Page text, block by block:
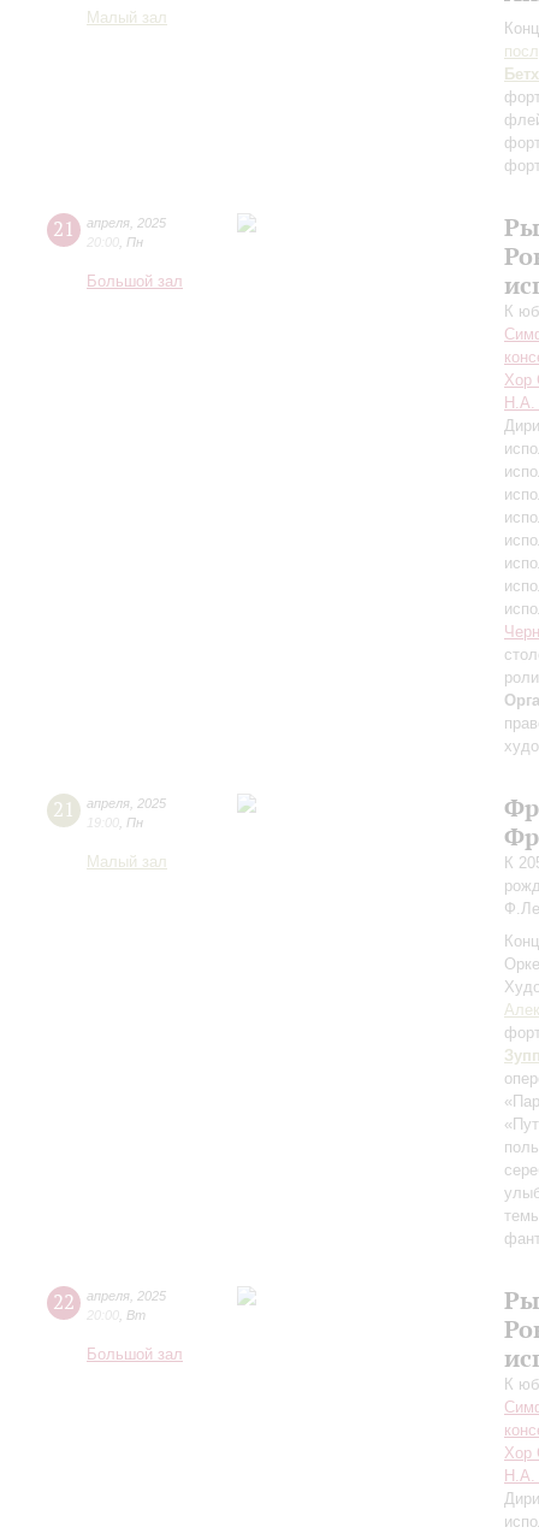
Малый зал
21 апреля 2025
20:00 Пн
Большой зал
К
Хор
Н.А.
21 апреля 2025
19:00 Пн
Малый зал
К
22 апреля 2025
20:00 Вт
Большой зал
К
Хор
Н.А.